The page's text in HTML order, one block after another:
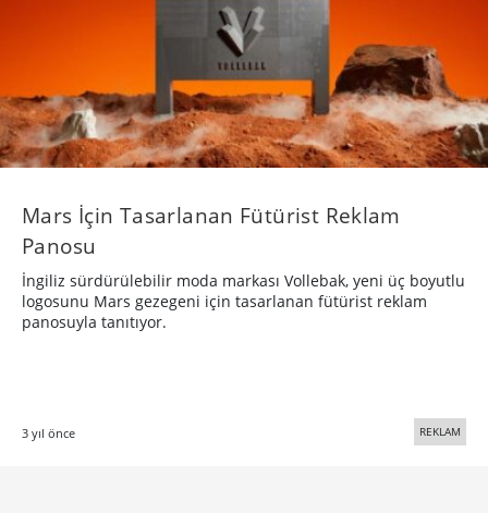
Mars İçin Tasarlanan Fütürist Reklam
Panosu
İngiliz sürdürülebilir moda markası Vollebak, yeni üç boyutlu
logosunu Mars gezegeni için tasarlanan fütürist reklam
panosuyla tanıtıyor.
3 yıl önce REKLAM